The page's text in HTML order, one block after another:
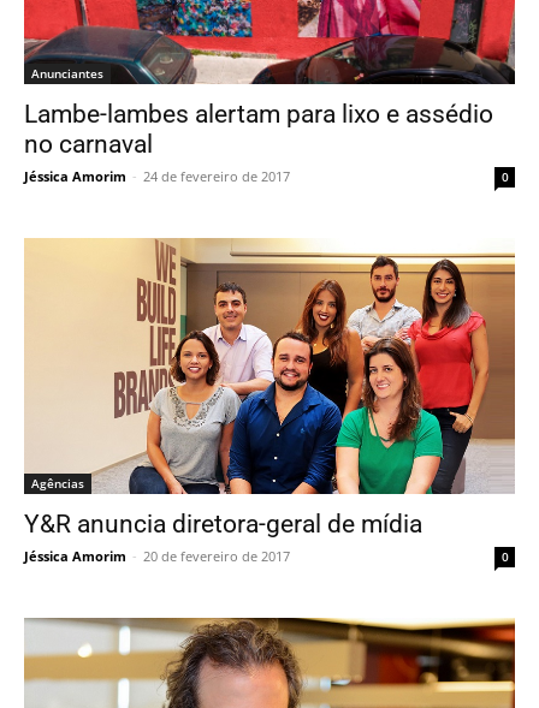
Anunciantes
Lambe-lambes alertam para lixo e assédio
no carnaval
Jéssica Amorim - 24 de fevereiro de 2017 0
Agências
Y&R anuncia diretora-geral de mídia
Jéssica Amorim - 20 de fevereiro de 2017 0